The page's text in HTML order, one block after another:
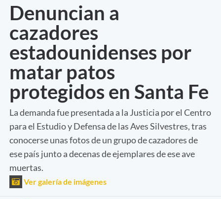
Denuncian a
cazadores
estadounidenses por
matar patos
protegidos en Santa Fe
La demanda fue presentada a la Justicia por el Centro
para el Estudio y Defensa de las Aves Silvestres, tras
conocerse unas fotos de un grupo de cazadores de
ese país junto a decenas de ejemplares de ese ave
muertas.
Ver galería de imágenes